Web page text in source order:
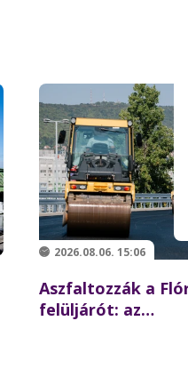
2026.08.06. 15:06
Aszfaltozzák a
felüljárót: az